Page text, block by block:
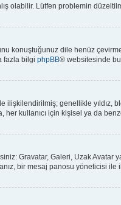
olabilir. Lütfen problemin
konuştuğunuz dile henüz
fazla bilgi phpBB® websitesinde
ilişkilendirilmiş; genellikle
kullanıcı için kişisel ya da
Gravatar, Galeri, Uzak Avatar
bir mesaj panosu yöneticisi ile